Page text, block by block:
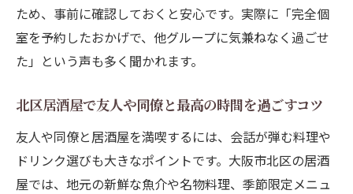
ため、事前に確認しておくと安心です。実際に「完全個
室を予約したおかげで、他グループに気兼ねなく過ごせ
た」という声も多く聞かれます。
北区居酒屋で友人や同僚と最高の時間を過ごすコツ
友人や同僚と居酒屋を満喫するには、会話が弾む料理や
ドリンク選びも大きなポイントです。大阪市北区の居酒
屋では、地元の新鮮な魚介や名物料理、季節限定メニュ